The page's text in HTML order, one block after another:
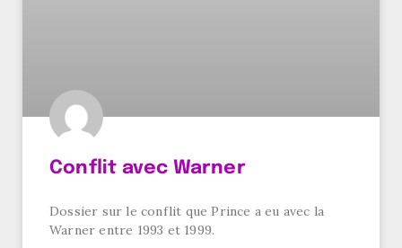
Conflit avec Warner
Dossier sur le conflit que Prince a eu avec la
Warner entre 1993 et 1999.